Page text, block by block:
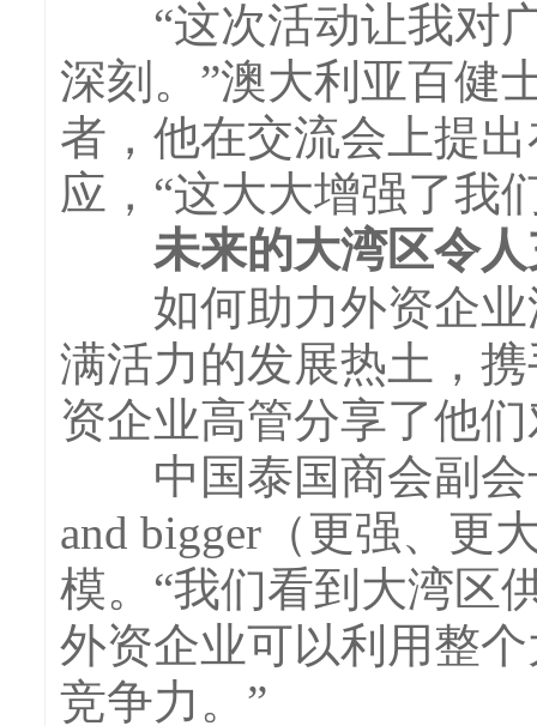
“这次活动让我对广
深刻。”澳大利亚百健
者，他在交流会上提
应，“这大大增强了我
未来的大湾区令人
如何助力外资企业
满活力的发展热土，
资企业高管分享了他
中国泰国商会副会
and bigger（更强、更
模。“我们看到大湾区
外资企业可以利用整
竞争力。”